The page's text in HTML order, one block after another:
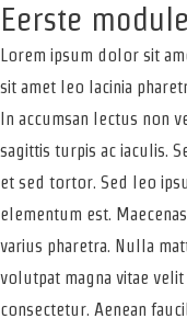
Eerste
Lorem ipsum dolor sit
sit amet leo lacinia
In accumsan lectus non
sagittis turpis ac iaculis.
et sed tortor. Sed leo
elementum est.
varius pharetra. Nulla
volutpat magna vitae
consectetur. Aenean